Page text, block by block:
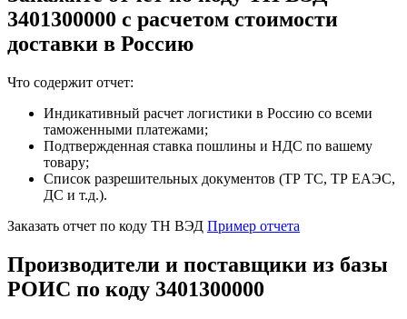
3401300000 с расчетом стоимости
доставки в Россию
Что содержит отчет:
Индикативный расчет логистики в Россию со всеми
таможенными платежами;
Подтвержденная ставка пошлины и НДС по вашему
товару;
Список разрешительных документов (ТР ТС, ТР ЕАЭС,
ДС и т.д.).
Заказать отчет по коду ТН ВЭД Пример отчета
Производители и поставщики из базы
РОИС по коду 3401300000